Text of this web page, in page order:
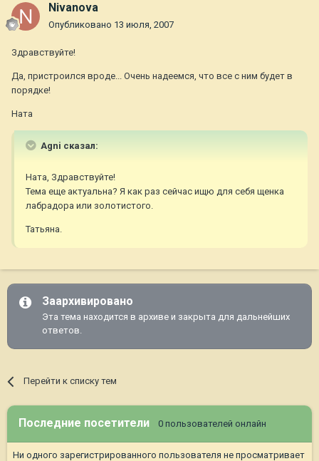
Nivanova
Опубликовано 13 июля, 2007
Здравствуйте!
Да, пристроился вроде... Очень надеемся, что все с ним будет в
порядке!
Ната
Agni сказал:
Ната, Здравствуйте!
Тема еще актуальна? Я как раз сейчас ищю для себя щенка
лабрадора или золотистого.
Татьяна.
Заархивировано
Эта тема находится в архиве и закрыта для дальнейших
ответов.
Перейти к списку тем
Последние посетители 0 пользователей онлайн
Ни одного зарегистрированного пользователя не просматривает